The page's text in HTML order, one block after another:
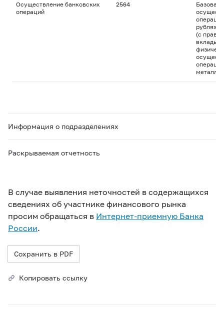
Осуществление банковских
операций
2564
Базовая
рублях и
(с
вклады
Информация о подразделениях
Раскрываемая отчетность
В случае выявления неточностей в содержащихся
сведениях об участнике финансового рынка
просим обращаться в Интернет-приемную Банка
России.
Сохранить в PDF
Копировать ссылку